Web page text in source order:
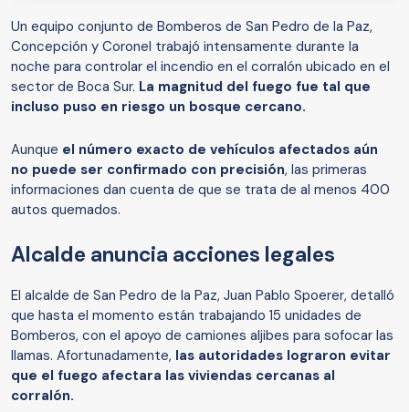
Un equipo conjunto de Bomberos de San Pedro de la Paz,
Concepción y Coronel trabajó intensamente durante la
noche para controlar el incendio en el corralón ubicado en el
sector de Boca Sur. La magnitud del fuego fue tal que
incluso puso en riesgo un bosque cercano.
Aunque el número exacto de vehículos afectados aún
no puede ser confirmado con precisión, las primeras
informaciones dan cuenta de que se trata de al menos 400
autos quemados.
Alcalde anuncia acciones legales
El alcalde de San Pedro de la Paz, Juan Pablo Spoerer, detalló
que hasta el momento están trabajando 15 unidades de
Bomberos, con el apoyo de camiones aljibes para sofocar las
llamas. Afortunadamente, las autoridades lograron evitar
que el fuego afectara las viviendas cercanas al
corralón.